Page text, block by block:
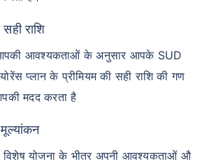
राशि
आवश्यकताओं के अनुसार आपके SUD
प्लान के प्रीमियम की सही राशि की गण
मदद करता है
विशेष योजना के भीतर अपनी आवश्यकताओं औ